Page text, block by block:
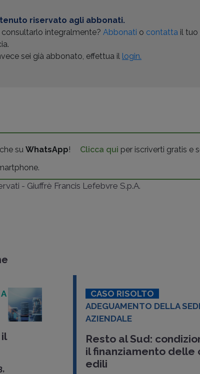
riservato agli abbonati.
consultarlo integralmente?Abbonati o contatta il tuo
sei già abbonato, effettua il login.
suWhatsApp! Clicca qui per iscriverti gratis e
- Giuffrè Francis Lefebvre S.p.A.
CASO RISOLTO
ADEGUAMENTO DELLA
AZIENDALE
Resto al Sud:
il finanziamento delle
edili